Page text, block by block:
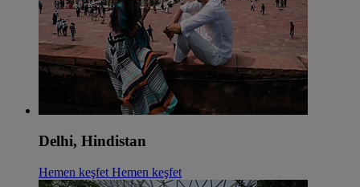
Delhi, Hindistan
Hemen keşfet Hemen keşfet